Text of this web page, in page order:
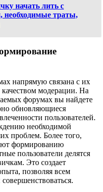
начать лить с
необходимые траты,
напрямую связана с их
модерации. На
форумах вы найдете
обновляющиеся
пользователей.
необходимой
проблем. Более того,
формированию
пользователи делятся
Это создает
позволяя всем